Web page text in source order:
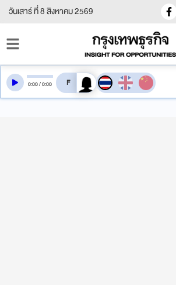
วันเสาร์ ที่ 8 สิงหาคม 2569
0:00/0:00 สลับเสียงอ่าน